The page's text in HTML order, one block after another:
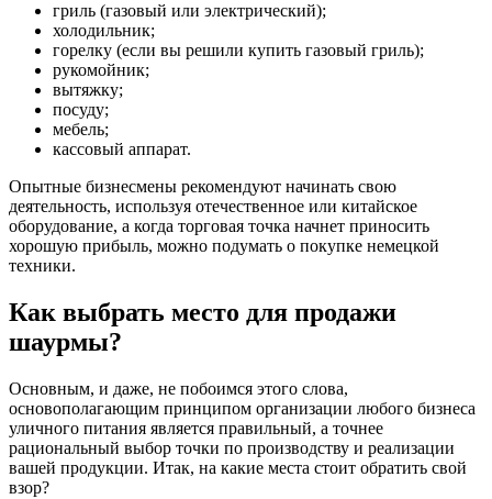
гриль (газовый или электрический);
холодильник;
горелку (если вы решили купить газовый гриль);
рукомойник;
вытяжку;
посуду;
мебель;
кассовый аппарат.
Опытные бизнесмены рекомендуют начинать свою
деятельность, используя отечественное или китайское
оборудование, а когда торговая точка начнет приносить
хорошую прибыль, можно подумать о покупке немецкой
техники.
Как выбрать место для продажи
шаурмы?
Основным, и даже, не побоимся этого слова,
основополагающим принципом организации любого бизнеса
уличного питания является правильный, а точнее
рациональный выбор точки по производству и реализации
вашей продукции. Итак, на какие места стоит обратить свой
взор?